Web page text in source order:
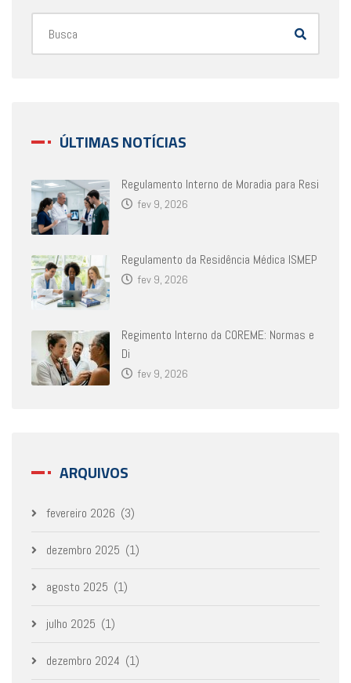
ÚLTIMAS NOTÍCIAS
Regulamento Interno de Moradia para Resi
fev 9, 2026
Regulamento da Residência Médica ISMEP
fev 9, 2026
Regimento Interno da COREME: Normas e
Di
fev 9, 2026
ARQUIVOS
fevereiro 2026 (3)
dezembro 2025 (1)
agosto 2025 (1)
julho 2025 (1)
dezembro 2024 (1)